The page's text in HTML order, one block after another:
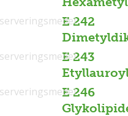
E 242
E 243
E 246